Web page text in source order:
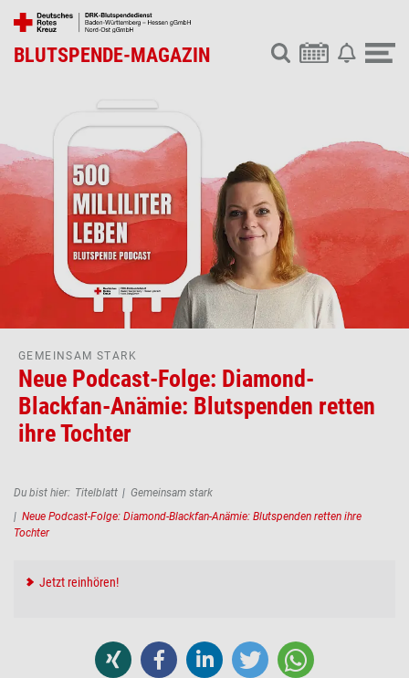
BLUTSPENDE-MAGAZIN
GEMEINSAM STARK
Neue Podcast-Folge: Diamond-
Blackfan-Anämie: Blutspenden retten
ihre Tochter
Pfadnavigation
Du bist hier: Titelblatt
Gemeinsam stark
Neue Podcast-Folge: Diamond-Blackfan-Anämie: Blutspenden retten ihre
Tochter
Jetzt reinhören!